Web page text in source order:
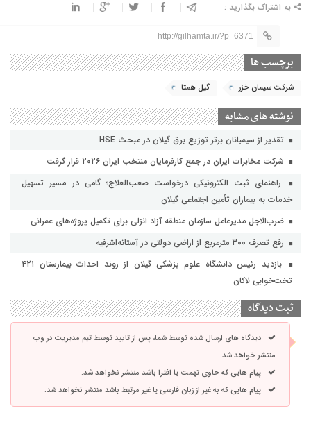
به اشتراک بگذارید :
http://gilhamta.ir/?p=6371
برچسب ها
شرکت سیمان خزر گیل همتا
نوشته های مشابه
تقدیر از سیمبانان برتر توزیع برق گیلان در مبحث HSE
شرکت مخابرات ایران در جمع کارفرمایان منتخب ایران ۲۰۲۶ قرار گرفت
راهنمای ثبت الکترونیکی درخواست صعب‌العلاج؛ گامی در مسیر تسهیل
خدمات به بیماران تأمین اجتماعی گیلان
ضرب‌الاجل مدیرعامل سازمان منطقه آزاد انزلی برای تکمیل پروژه‌های عمرانی
رفع تصرف ۳۰۰ مترمربع از اراضی دولتی در آستانه‌اشرفیه
بازدید رئیس دانشگاه علوم پزشکی گیلان از روند احداث بیمارستان ۴۲۱
تخت‌خوابی لاکان
ثبت دیدگاه
دیدگاه های ارسال شده توسط شما، پس از تایید توسط تیم مدیریت در وب
منتشر خواهد شد.
پیام هایی که حاوی تهمت یا افترا باشد منتشر نخواهد شد.
پیام هایی که به غیر از زبان فارسی یا غیر مرتبط باشد منتشر نخواهد شد.